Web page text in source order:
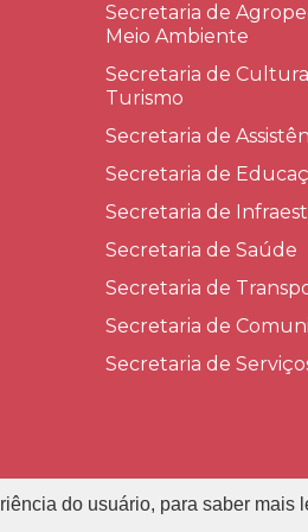
Secretaria de
Meio Ambiente
Secretaria de
Turismo
Secretaria de
Secretaria de
Secretaria de
Secretaria de Saúde
Secretaria de
Secretaria de
Secretaria de
Prefeitura Municipal de
do usuário, para saber mais